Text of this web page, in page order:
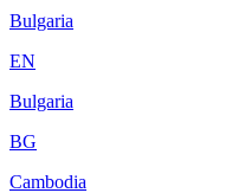
Bulgaria
EN
Bulgaria
BG
Cambodia